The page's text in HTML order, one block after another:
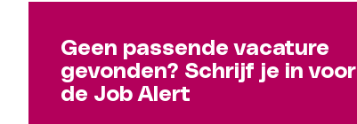
Geen passende vacature
gevonden? Schrijf je in voor
de Job Alert